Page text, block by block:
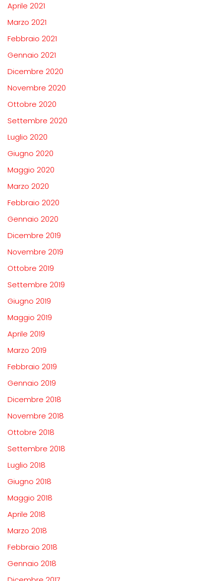
Aprile 2021
Marzo 2021
Febbraio 2021
Gennaio 2021
Dicembre 2020
Novembre 2020
Ottobre 2020
Settembre 2020
Luglio 2020
Giugno 2020
Maggio 2020
Marzo 2020
Febbraio 2020
Gennaio 2020
Dicembre 2019
Novembre 2019
Ottobre 2019
Settembre 2019
Giugno 2019
Maggio 2019
Aprile 2019
Marzo 2019
Febbraio 2019
Gennaio 2019
Dicembre 2018
Novembre 2018
Ottobre 2018
Settembre 2018
Luglio 2018
Giugno 2018
Maggio 2018
Aprile 2018
Marzo 2018
Febbraio 2018
Gennaio 2018